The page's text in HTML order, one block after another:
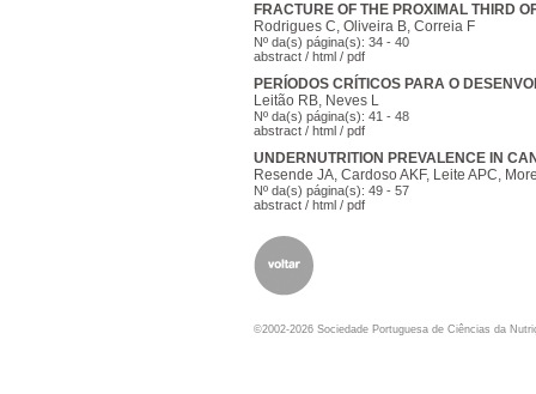
FRACTURE OF THE PROXIMAL THIRD
Rodrigues C, Oliveira B, Correia F
Nº da(s) página(s): 34 - 40
abstract / html / pdf
PERÍODOS CRÍTICOS PARA O
Leitão RB, Neves L
Nº da(s) página(s): 41 - 48
abstract / html / pdf
UNDERNUTRITION PREVALENCE IN
Resende JA, Cardoso AKF, Leite APC,
Nº da(s) página(s): 49 - 57
abstract / html / pdf
©2002-2026 Sociedade Portuguesa de Ciências da